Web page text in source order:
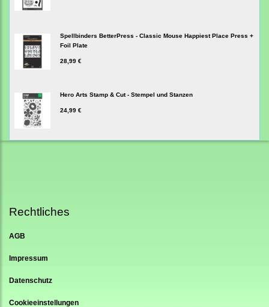
Spellbinders BetterPress - Classic Mouse Happiest Place Press +
Foil Plate
28,99 €
Hero Arts Stamp & Cut - Stempel und Stanzen
24,99 €
Rechtliches
AGB
Impressum
Datenschutz
Cookieeinstellungen